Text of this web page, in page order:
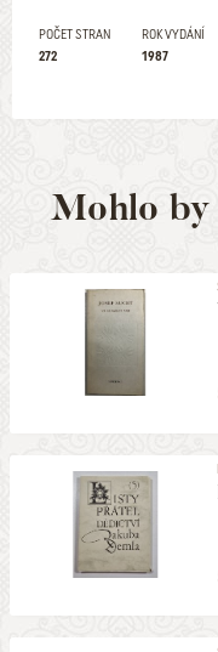
POČET STRAN
272
ROK VYDÁNÍ
1987
Mohlo by